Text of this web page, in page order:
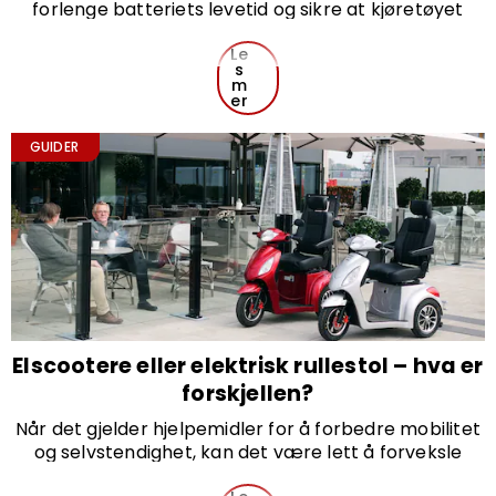
forlenge batteriets levetid og sikre at kjøretøyet
men viktige steg for sikker og effektiv lading.
Le
s
m
er
GUIDER
Elscootere eller elektrisk rullestol – hva er
forskjellen?
Når det gjelder hjelpemidler for å forbedre mobilitet
og selvstendighet, kan det være lett å forveksle